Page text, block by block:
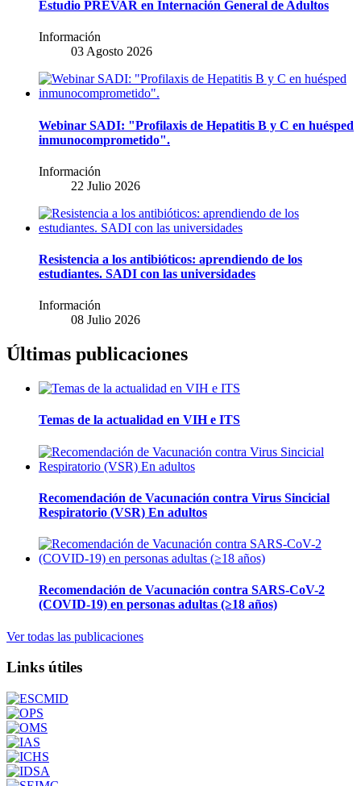
Estudio PREVAR en Internación General de Adultos
Información
03 Agosto 2026
Webinar SADI: "Profilaxis de Hepatitis B y C en huésped
inmunocomprometido".
Información
22 Julio 2026
Resistencia a los antibióticos: aprendiendo de los
estudiantes. SADI con las universidades
Información
08 Julio 2026
Últimas publicaciones
Temas de la actualidad en VIH e ITS
Recomendación de Vacunación contra Virus Sincicial
Respiratorio (VSR) En adultos
Recomendación de Vacunación contra SARS-CoV-2
(COVID-19) en personas adultas (≥18 años)
Ver todas las publicaciones
Links útiles